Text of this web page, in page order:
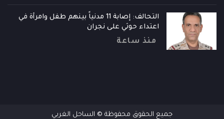
التحالف: إصابة 11 مدنياً بينهم طفل وامرأة في
اعتداء حوثي على نجران
منذ ساعة
جميع الحقوق محفوظة © الساحل الغربي